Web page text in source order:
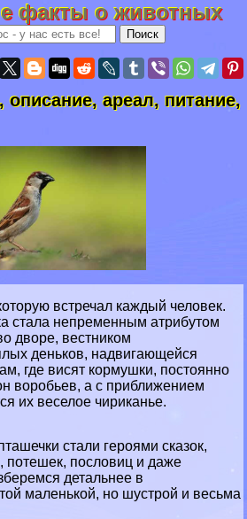
факты о животных
ареал, питание,
встречал каждый человек.
стала непременным атрибутом
дворе, вестником
деньков, надвигающейся
где висят кормушки, постоянно
воробьев, а с приближением
их веселое чириканье.
стали героями сказок,
потешек, пословиц и даже
детальнее в
маленькой, но шустрой и весьма